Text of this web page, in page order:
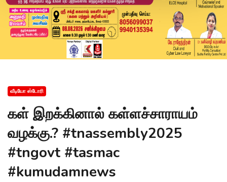
வீடியோ ஸ்டோரி
கள் இறக்கினால் கள்ளச்சாராயம்
வழக்கு.? #tnassembly2025
#tngovt #tasmac
#kumudamnews